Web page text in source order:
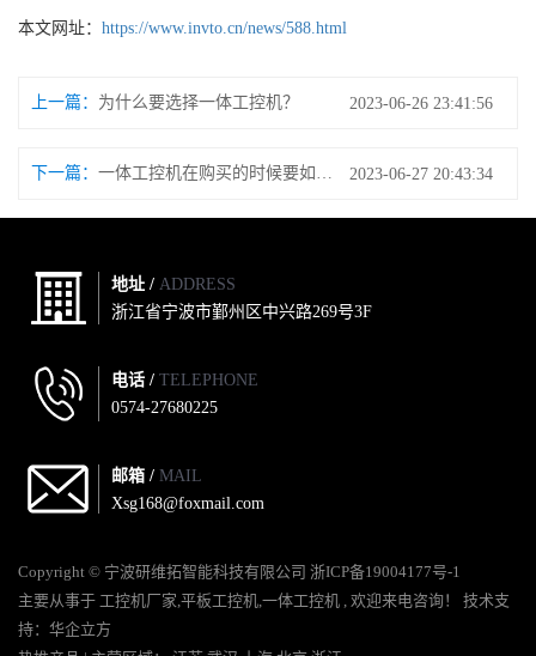
本文网址： https://www.invto.cn/news/588.html
上一篇： 为什么要选择一体工控机？ 2023-06-26 23:41:56
下一篇： 2023-06-27 20:43:34
地址 / ADDRESS
浙江省宁波市鄞州区中兴路269号3F
电话 / TELEPHONE
0574-27680225
邮箱 / MAIL
Xsg168@foxmail.com
Copyright © 宁波研维拓智能科技有限公司 浙ICP备19004177号-1
主要从事于 工控机厂家 平板工控机 一体工控机 , 欢迎来电咨询！ 技术支
持： 华企立方